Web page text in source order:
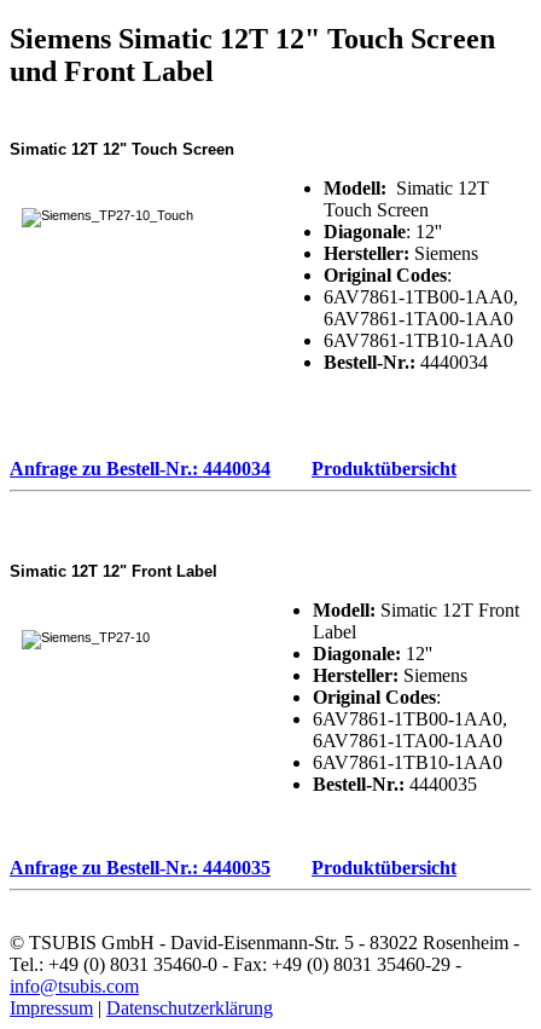
Siemens Simatic 12T 12" Touch Screen
und Front Label
Simatic 12T 12" Touch Screen
Modell: Simatic 12T
Touch Screen
Diagonale: 12''
Hersteller: Siemens
Original Codes:
6AV7861-1TB00-1AA0,
6AV7861-1TA00-1AA0
6AV7861-1TB10-1AA0
Bestell-Nr.: 4440034
Anfrage zu Bestell-Nr.: 4440034 Produktübersicht
Simatic 12T 12" Front Label
Modell: Simatic 12T Front
Label
Diagonale: 12''
Hersteller: Siemens
Original Codes:
6AV7861-1TB00-1AA0,
6AV7861-1TA00-1AA0
6AV7861-1TB10-1AA0
Bestell-Nr.: 4440035
Anfrage zu Bestell-Nr.: 4440035 Produktübersicht
© TSUBIS GmbH - David-Eisenmann-Str. 5 - 83022 Rosenheim -
Tel.: +49 (0) 8031 35460-0 - Fax: +49 (0) 8031 35460-29 -
info@tsubis.com
Impressum | Datenschutzerklärung